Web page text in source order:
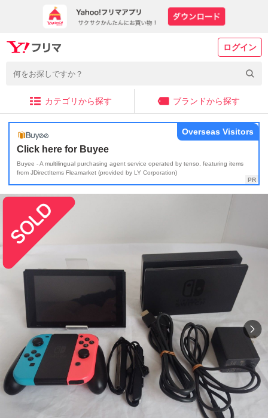
ログイン
カテゴリから探す ブランドから探す
Click here for Buyee
Buyee - A multilingual purchasing agent service operated by tenso, featuring items
from JDirectItems Fleamarket (provided by LY Corporation)
Overseas Visitors